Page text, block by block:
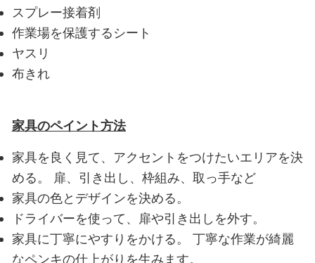
スプレー接着剤
作業場を保護するシート
ヤスリ
布きれ
家具のペイント方法
家具を良く見て、アクセントをつけたいエリアを決
める。
扉、引き出し、枠組み、取っ手など
家具の色とデザインを決める。
ドライバーを使って、扉や引き出しを外す。
家具に丁寧にやすりをかける。
丁寧な作業が綺麗
なペンキの仕上がりを生みます。